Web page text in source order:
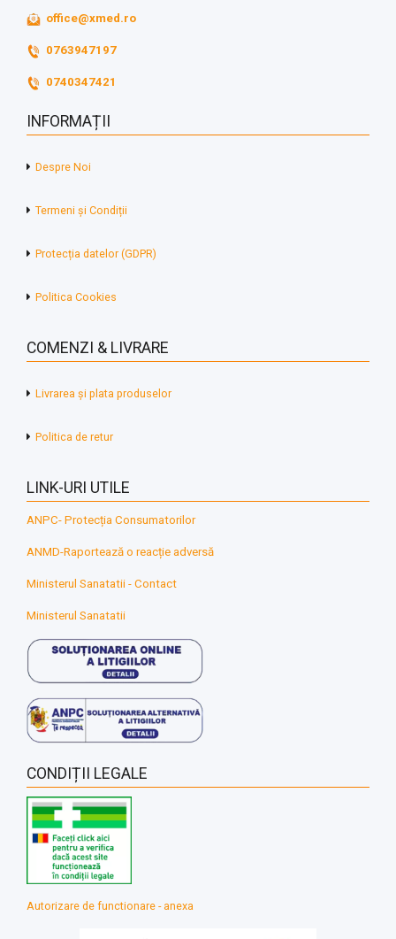
office@xmed.ro
0763947197
0740347421
INFORMAȚII
Despre Noi
Termeni și Condiții
Protecția datelor (GDPR)
Politica Cookies
COMENZI & LIVRARE
Livrarea și plata produselor
Politica de retur
LINK-URI UTILE
ANPC- Protecția Consumatorilor
ANMD-Raportează o reacție adversă
Ministerul Sanatatii - Contact
Ministerul Sanatatii
CONDIȚII LEGALE
Autorizare de functionare - anexa